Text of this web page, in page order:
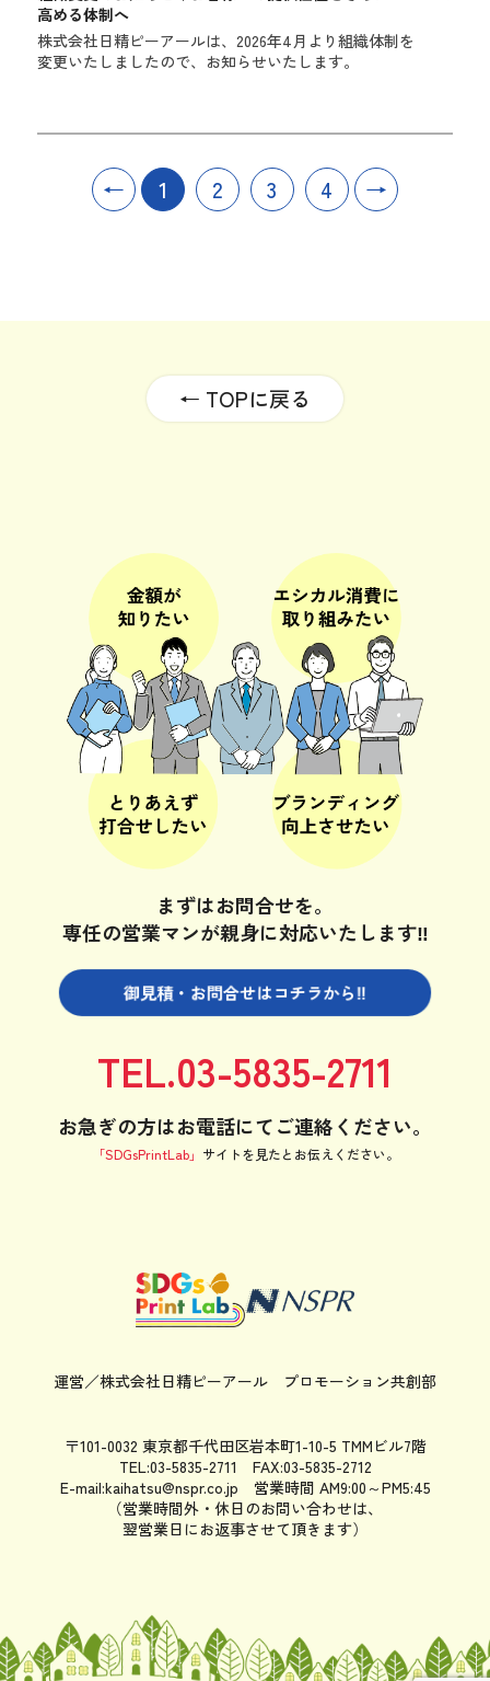
高める体制へ
株式会社日精ピーアールは、2026年4月より組織体制を
変更いたしましたので、お知らせいたします。
← 1 2 3 4 →
← TOPに戻る
まずはお問合せを。
専任の営業マンが親身に対応いたします‼
御見積・お問合せはコチラから‼
お急ぎの方はお電話にてご連絡ください。
TEL.03-5835-2711
「SDGsPrintLab」 サイトを見たと お伝えください。
運営／株式会社日精ピーアール プロモーション共創部
〒101-0032 東京都千代田区岩本町1-10-5 TMMビル7階
TEL:03-5835-2711 FAX:03-5835-2712
E-mail:kaihatsu@nspr.co.jp 営業時間 AM9:00～PM5:45
（営業時間外・休日のお問い合わせは、
翌営業日にお返事させて頂きます）